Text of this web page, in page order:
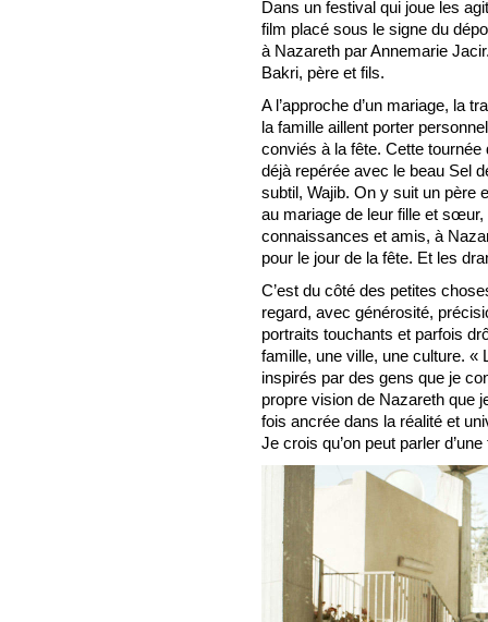
Dans un festival qui joue les
film placé sous le signe du
à Nazareth par Annemarie
Bakri, père et fils.
A l’approche d’un mariage, la
la famille aillent porter
conviés à la fête. Cette
déjà repérée avec le beau Sel
subtil, Wajib. On y suit un père
au mariage de leur fille et
connaissances et amis, à
pour le jour de la fête. Et les
C’est du côté des petites
regard, avec générosité,
portraits touchants et parfois
famille, une ville, une culture. «
inspirés par des gens que je
propre vision de Nazareth que
fois ancrée dans la réalité et
Je crois qu’on peut parler